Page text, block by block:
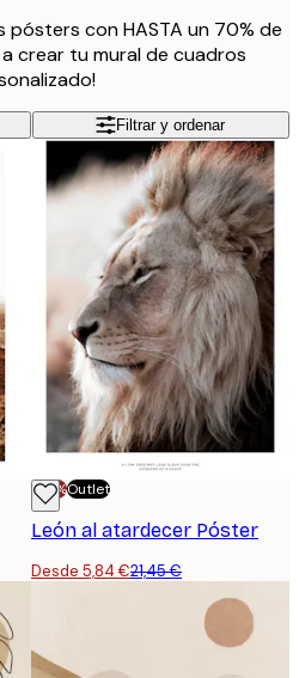
con HASTA un 70% de
crear tu mural de cuadros
Filtrar y ordenar
-70%Outlet
León al atardecer Póster
Desde 5,84 €21,45 €